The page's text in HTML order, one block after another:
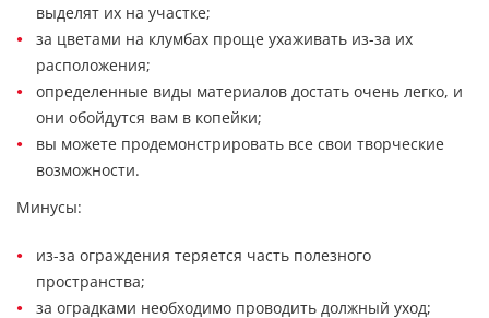
выделят их на участке;
за цветами на клумбах проще ухаживать из-за их
расположения;
определенные виды материалов достать очень легко, и
они обойдутся вам в копейки;
вы можете продемонстрировать все свои творческие
возможности.
Минусы:
из-за ограждения теряется часть полезного
пространства;
за оградками необходимо проводить должный уход;